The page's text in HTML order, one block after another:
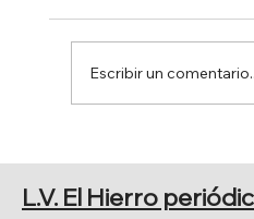
UNANIMIDAD
ARMAS.
Escribir un
L.V. El Hierro